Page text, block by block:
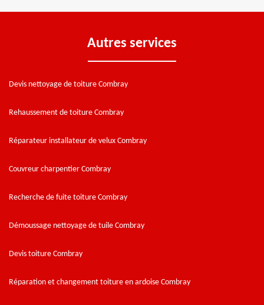
Autres services
Devis nettoyage de toiture Combray
Rehaussement de toiture Combray
Réparateur installateur de velux Combray
Couvreur charpentier Combray
Recherche de fuite toiture Combray
Démoussage nettoyage de tuile Combray
Devis toiture Combray
Réparation et changement toiture en ardoise Combray